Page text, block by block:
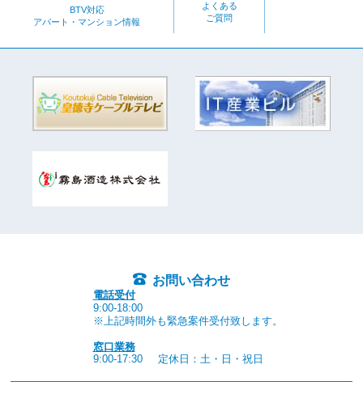
BTV対応
アパート・マンション情報
よくある
ご質問
お問い合わせ
電話受付
9:00-18:00
※上記時間外も緊急案件受付致します。
窓口業務
9:00-17:30
定休日：土・日・祝日